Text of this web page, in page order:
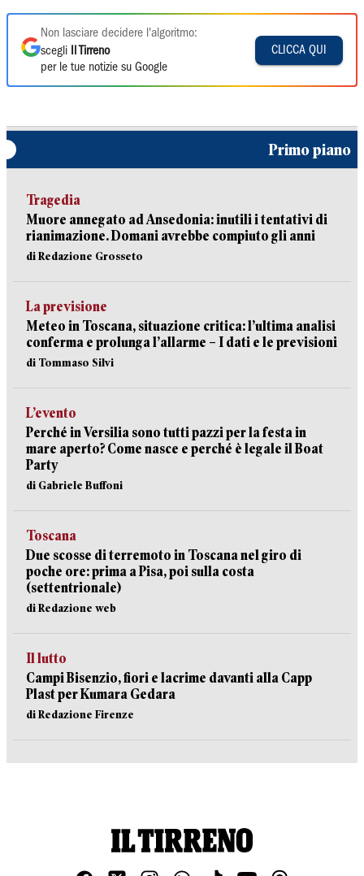
Non lasciare decidere l'algoritmo:
scegli
Il Tirreno
per le tue notizie su Google
CLICCA QUI
Primo piano
Tragedia
Muore annegato ad Ansedonia: inutili i tentativi di
rianimazione. Domani avrebbe compiuto gli anni
di Redazione Grosseto
La previsione
Meteo in Toscana, situazione critica: l’ultima analisi
conferma e prolunga l’allarme – I dati e le previsioni
di Tommaso Silvi
L’evento
Perché in Versilia sono tutti pazzi per la festa in
mare aperto? Come nasce e perché è legale il Boat
Party
di Gabriele Buffoni
Toscana
Due scosse di terremoto in Toscana nel giro di
poche ore: prima a Pisa, poi sulla costa
(settentrionale)
di Redazione web
Il lutto
Campi Bisenzio, fiori e lacrime davanti alla Capp
Plast per Kumara Gedara
di Redazione Firenze